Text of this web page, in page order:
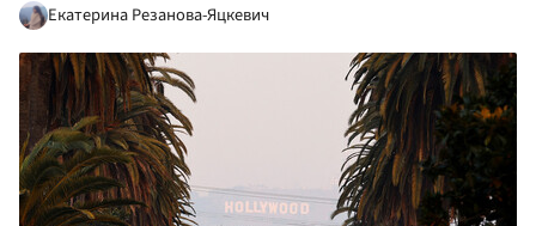
Екатерина Резанова-Яцкевич